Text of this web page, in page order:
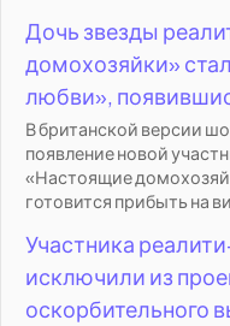
Дочь звезды
домохозяйки»
любви»,
В британской версии
появление новой
«Настоящие
готовится прибыть на
Участника
исключили из
оскорбительного